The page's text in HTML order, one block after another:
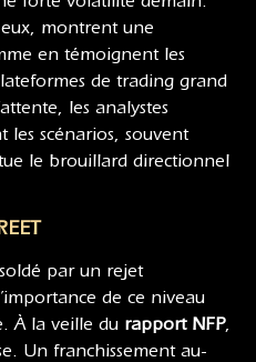
montrent une
en témoignent les
de trading grand
les analystes
les scénarios, souvent
le brouillard directionnel
soldé par un rejet
de ce niveau
À la veille du rapport NFP,
Un franchissement au-